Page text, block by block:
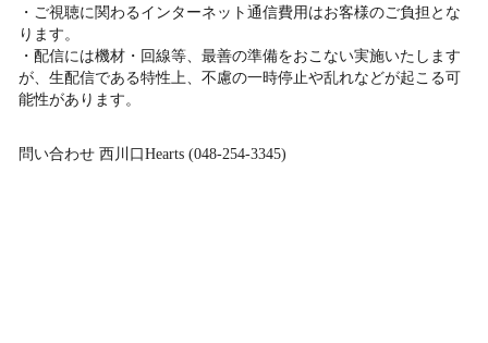
・ご視聴に関わるインターネット通信費用はお客様のご負担とな
ります。
・配信には機材・回線等、最善の準備をおこない実施いたします
が、生配信である特性上、不慮の一時停止や乱れなどが起こる可
能性があります。
問い合わせ 西川口Hearts (048-254-3345)